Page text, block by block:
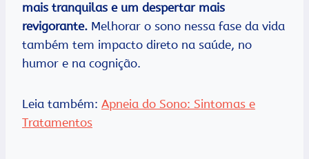
mais tranquilas e um despertar mais
revigorante. Melhorar o sono nessa fase da vida
também tem impacto direto na saúde, no
humor e na cognição.
Leia também: Apneia do Sono: Sintomas e
Tratamentos